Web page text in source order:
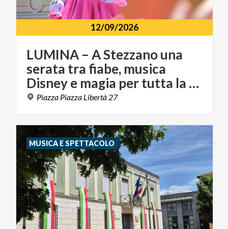
12/09/2026
LUMINA – A Stezzano una
serata tra fiabe, musica
Disney e magia per tutta la famiglia
Piazza Piazza Libertà 27
MUSICA E SPETTACOLO